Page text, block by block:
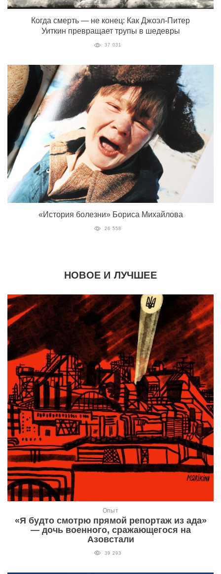
Когда смерть — не конец: Как Джоэл-Питер
Уиткин превращает трупы в шедевры
37 031
«История болезни» Бориса Михайлова
26 558
НОВОЕ И ЛУЧШЕЕ
Опыт
«Я будто смотрю прямой репортаж из ада»
— дочь военного, сражающегося на
Азовстали
39 293